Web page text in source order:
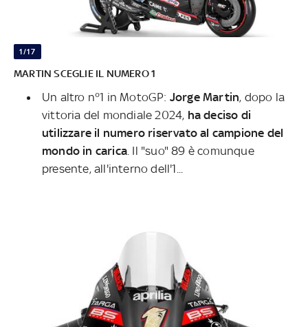
1/17
MARTIN SCEGLIE IL NUMERO 1
Un altro n°1 in MotoGP: Jorge Martin, dopo la
vittoria del mondiale 2024, ha deciso di
utilizzare il numero riservato al campione del
mondo in carica . Il "suo" 89 è comunque
presente, all'interno dell'1...